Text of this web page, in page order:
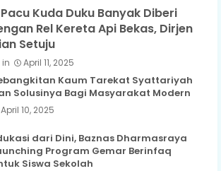
Kuda Duku Banyak Diberi
Rel Kereta Api Bekas, Dirjen
Setuju
April 11, 2025
Kaum Tarekat Syattariyah
Solusinya Bagi Masyarakat Modern
April 10, 2025
dari Dini, Baznas Dharmasraya
Program Gemar Berinfaq
Siswa Sekolah